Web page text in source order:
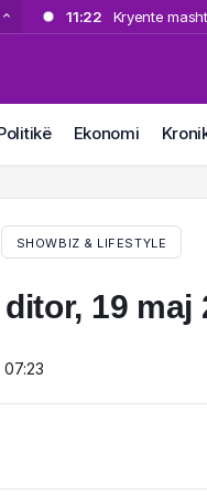
11:22
Kryente
Ekonomi
SHOWBIZ & LIFESTYLE
19 maj
07:23